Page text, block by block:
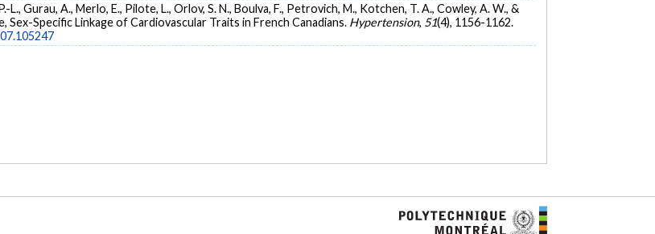
L., Gurau, A., Merlo, E., Pilote, L., Orlov, S. N., Boulva, F., Petrovich, M., Kotchen, T. A., Cowley, A. W., &
Sex-Specific Linkage of Cardiovascular Traits in French Canadians. Hypertension, 51(4), 1156-1162.